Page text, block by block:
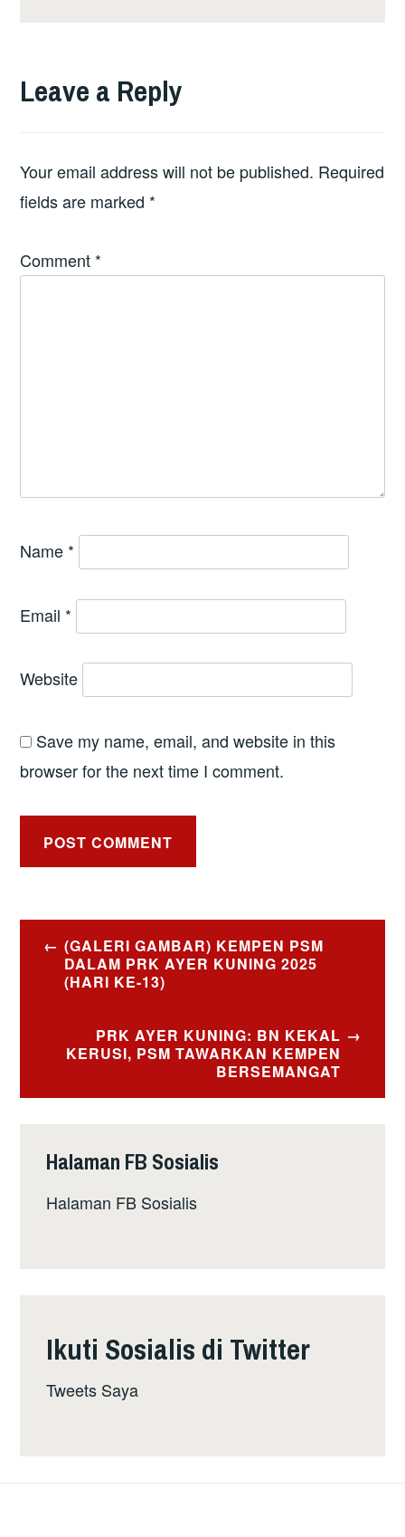
Leave a Reply
Your email address will not be published. Required
fields are marked *
Comment *
Name *
Email *
Website
Save my name, email, and website in this
browser for the next time I comment.
Post
navigation
(GALERI GAMBAR) KEMPEN PSM
DALAM PRK AYER KUNING 2025
(HARI KE-13)
PRK AYER KUNING: BN KEKAL
KERUSI, PSM TAWARKAN KEMPEN
BERSEMANGAT
Halaman FB Sosialis
Halaman FB Sosialis
Ikuti Sosialis di Twitter
Tweets Saya